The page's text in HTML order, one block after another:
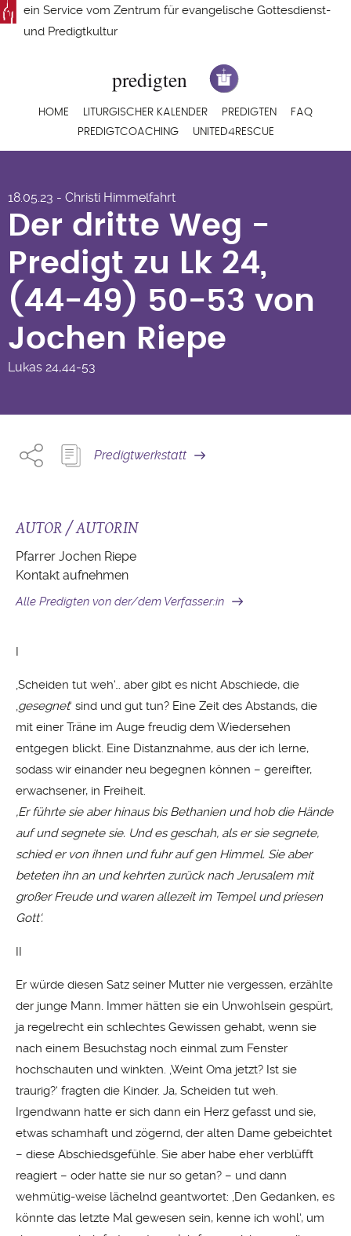
Direkt
zum
ein Service vom Zentrum für evangelische Gottesdienst-
und Predigtkultur
Hauptnavigation
HOME LITURGISCHER KALENDER PREDIGTEN
FAQ
PREDIGTCOACHING
UNITED4RESCUE
Predigt zu Lk 24, (44-
49) 50-53 von
Jochen Riepe
18.05.23 - Christi Himmelfahrt
Der dritte Weg -
Predigt zu Lk 24,
(44-49) 50-53 von
Jochen Riepe
Lukas 24,44-53
Predigtwerkstatt
AUTOR / AUTORIN
Pfarrer Jochen Riepe
Kontakt aufnehmen
Alle Predigten von der/dem Verfasser:in
I
‚Scheiden tut weh‘… aber gibt es nicht Abschiede, die
‚gesegnet‘ sind und gut tun? Eine Zeit des Abstands, die
mit einer Träne im Auge freudig dem Wiedersehen
entgegen blickt. Eine Distanznahme, aus der ich lerne,
sodass wir einander neu begegnen können – gereifter,
erwachsener, in Freiheit.
‚Er führte sie aber hinaus bis Bethanien und hob die Hände
auf und segnete sie. Und es geschah, als er sie segnete,
schied er von ihnen und fuhr auf gen Himmel. Sie aber
beteten ihn an und kehrten zurück nach Jerusalem mit
großer Freude und waren allezeit im Tempel und priesen
Gott‘.
II
Er würde diesen Satz seiner Mutter nie vergessen, erzählte
der junge Mann. Immer hätten sie ein Unwohlsein gespürt,
ja regelrecht ein schlechtes Gewissen gehabt, wenn sie
nach einem Besuchstag noch einmal zum Fenster
hochschauten und winkten. ‚Weint Oma jetzt? Ist sie
traurig?‘ fragten die Kinder. Ja, Scheiden tut weh.
Irgendwann hatte er sich dann ein Herz gefasst und sie,
etwas schamhaft und zögernd, der alten Dame gebeichtet
– diese Abschiedsgefühle. Sie aber habe eher verblüfft
reagiert – oder hatte sie nur so getan? – und dann
wehmütig-weise lächelnd geantwortet: ‚Den Gedanken, es
könnte das letzte Mal gewesen sein, kenne ich wohl‘, um